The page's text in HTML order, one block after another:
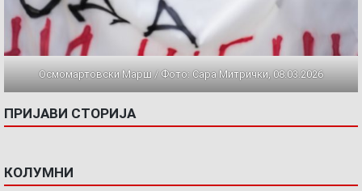
Осмомартовски Марш / Фото: Сара Митрички, 08.03.2026
ПРИЈАВИ СТОРИЈА
КОЛУМНИ